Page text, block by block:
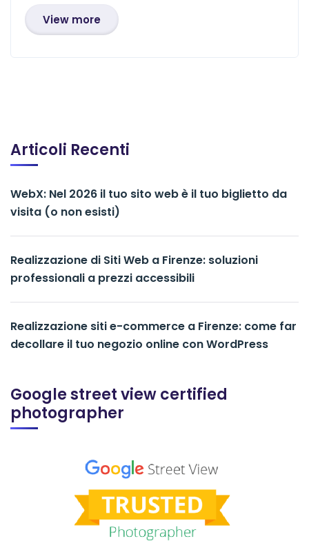
View more
Articoli Recenti
WebX: Nel 2026 il tuo sito web è il tuo biglietto da
visita (o non esisti)
Realizzazione di Siti Web a Firenze: soluzioni
professionali a prezzi accessibili
Realizzazione siti e-commerce a Firenze: come far
decollare il tuo negozio online con WordPress
Google street view certified
photographer